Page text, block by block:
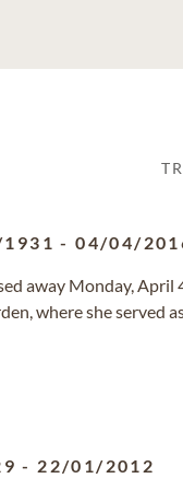
-04/04/
away Monday, April
where she served
- 22/01/2012